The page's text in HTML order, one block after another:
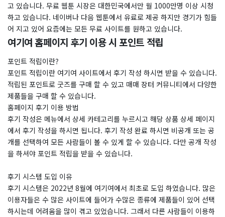
고 있습니다. 무료 웹툰 시장은 대한민국에서만 월 1000만명 이상 시청
하고 있습니다. 네이버나 다음 웹툰에서 유료로 제공 하지만 경기가 힘들
어 지고 있어 요즘에는 모든 무료 사이트를 원하고 있습니다.
여기여 홈페이지 후기 이용 시 포인트 적립
포인트 적립이란?
포인트 적립이란 여기여 사이트에서 후기 작성 하시면 받을 수 있습니다.
적립된 포인트로 굿즈를 구매 할 수 있고 매매 장터 커뮤니티에서 다양한
제품들을 구매 할 수 있습니다.
홈페이지 후기 이용 방법
​후기 작성은 메뉴에서 상세 카테고리를 누르시고 해당 상품 상세 페이지
에서 후기 작성을 하시면 됩니다. 후기 작성 완료 하시면 비공개 또는 공
개를 선택하여 모든 사람들이 볼 수 있게 할 수 있습니다. 다만 공개 작성
을 하셔야 포인트 적립을 받을 수 있습니다.
후기 시스템 도입 이유
후기 시스템은 2022년 8월에 여기여에서 최초로 도입 하였습니다. 많은
이용자들은 수 많은 사이트에 들어가 수많은 종류에 제품들이 있어 선택
하시는데 어려움을 많이 겪고 있었습니다. 그래서 다른 사람들이 이용하